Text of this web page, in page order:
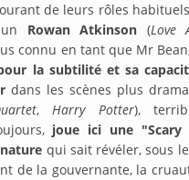
de leurs rôles
Rowan Atkinson (Love
connu en tant que Mr
la subtilité et sa
dans les scènes plus
,Harry Potter),
joue ici une "Scary
qui sait révéler, sous
de la gouvernante, la